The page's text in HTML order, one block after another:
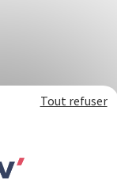
Tout refuser